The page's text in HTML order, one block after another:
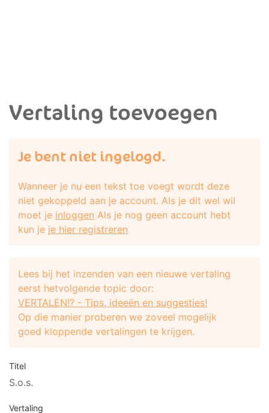
Vertaling toevoegen
Je bent niet ingelogd.
Wanneer je nu een tekst toe voegt wordt deze
niet gekoppeld aan je account. Als je dit wel wil
moet je inloggen Als je nog geen account hebt
kun je je hier registreren
Lees bij het inzenden van een nieuwe vertaling
eerst hetvolgende topic door:
VERTALEN!? - Tips, ideeën en suggesties!
Op die manier proberen we zoveel mogelijk
goed kloppende vertalingen te krijgen.
Titel
S.o.s.
Vertaling